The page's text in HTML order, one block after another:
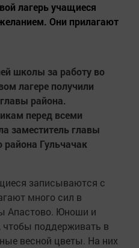
лагерь учащиеся
Они прилагают
школы за работу во
лагере получили
района.
перед всеми
заместитель главы
района Гульчачак
записываются с
много сил в
Апастово. Юноши и
чтобы поддерживать в
весной цветы. На них